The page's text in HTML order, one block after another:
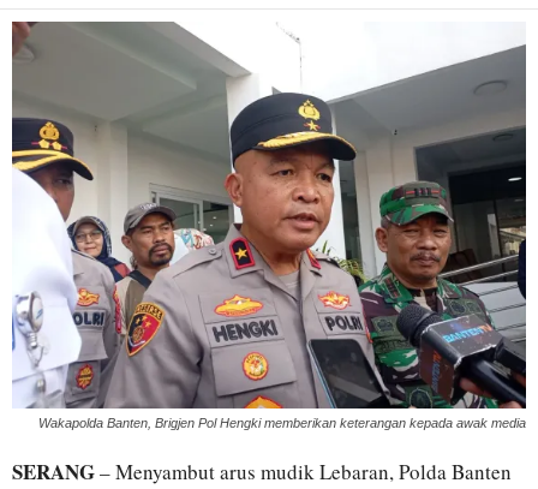
Wakapolda Banten, Brigjen Pol Hengki memberikan keterangan kepada awak media
SERANG– Menyambut arus mudik Lebaran,Polda Banten